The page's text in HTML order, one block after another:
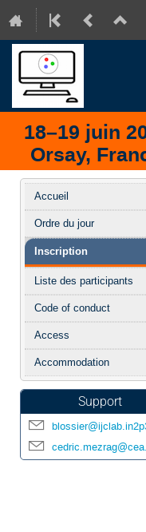
18–19 juin
Orsay,
Menu
de
l'événement
Accueil
Ordre du jour
Inscription
Liste des participants
Code of conduct
Access
Accommodation
Support